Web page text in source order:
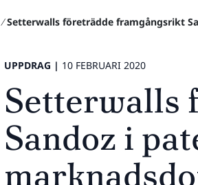
/ Setterwalls företrädde framgångsrikt
UPPDRAG | 10 FEBRUARI 2020
Setterwalls
Sandoz i